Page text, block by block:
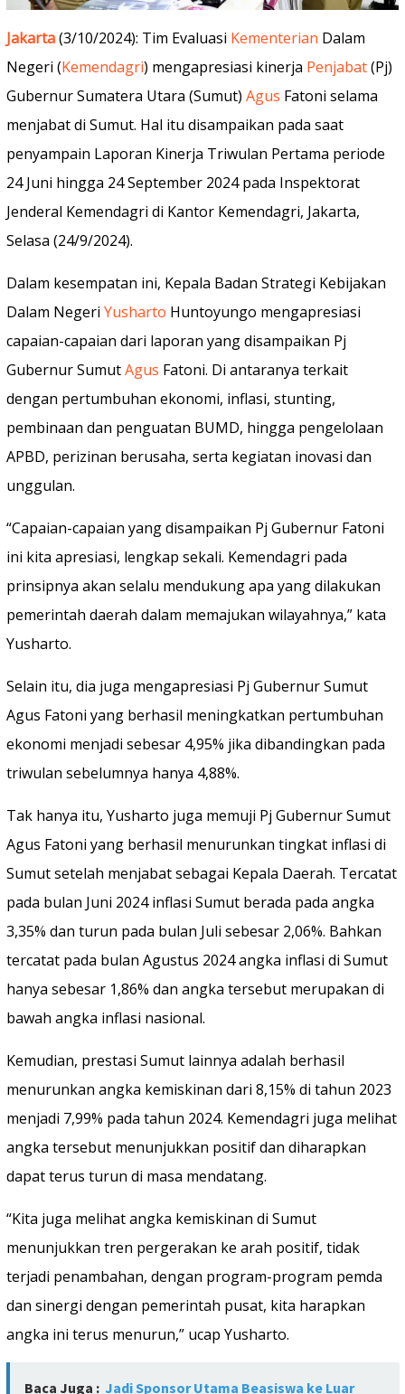
Jakarta(3/10/2024): Tim Evaluasi Kementerian Dalam
Negeri (Kemendagri) mengapresiasi kinerja Penjabat(Pj)
Gubernur Sumatera Utara (Sumut) Agus Fatoni selama
menjabat di Sumut. Hal itu disampaikan pada saat
penyampain Laporan Kinerja Triwulan Pertama periode
24 Juni hingga 24 September 2024 pada Inspektorat
Jenderal Kemendagri di Kantor Kemendagri, Jakarta,
Selasa (24/9/2024).
Dalam kesempatan ini, Kepala Badan Strategi Kebijakan
Dalam Negeri Yusharto Huntoyungo mengapresiasi
capaian-capaian dari laporan yang disampaikan Pj
Gubernur SumutAgus Fatoni. Di antaranya terkait
dengan pertumbuhan ekonomi, inflasi, stunting,
pembinaan dan penguatan BUMD, hingga pengelolaan
APBD, perizinan berusaha, serta kegiatan inovasi dan
unggulan.
“Capaian-capaian yang disampaikan Pj Gubernur Fatoni
ini kita apresiasi, lengkap sekali. Kemendagri pada
prinsipnya akan selalu mendukung apa yang dilakukan
pemerintah daerah dalam memajukan wilayahnya,” kata
Yusharto.
Selain itu, dia juga mengapresiasi Pj Gubernur Sumut
Agus Fatoni yang berhasil meningkatkan pertumbuhan
ekonomi menjadi sebesar 4,95% jika dibandingkan pada
triwulan sebelumnya hanya 4,88%.
Tak hanya itu, Yusharto juga memuji Pj Gubernur Sumut
Agus Fatoni yang berhasil menurunkan tingkat inflasi di
Sumut setelah menjabat sebagai Kepala Daerah. Tercatat
pada bulan Juni 2024 inflasi Sumut berada pada angka
3,35% dan turun pada bulan Juli sebesar 2,06%. Bahkan
tercatat pada bulan Agustus 2024 angka inflasi di Sumut
hanya sebesar 1,86% dan angka tersebut merupakan di
bawah angka inflasi nasional.
Kemudian, prestasi Sumut lainnya adalah berhasil
menurunkan angka kemiskinan dari 8,15% di tahun 2023
menjadi 7,99% pada tahun 2024. Kemendagri juga melihat
angka tersebut menunjukkan positif dan diharapkan
dapat terus turun di masa mendatang.
“Kita juga melihat angka kemiskinan di Sumut
menunjukkan tren pergerakan ke arah positif, tidak
terjadi penambahan, dengan program-program pemda
dan sinergi dengan pemerintah pusat, kita harapkan
angka ini terus menurun,” ucap Yusharto.
Baca Juga : Jadi Sponsor Utama Beasiswa ke Luar